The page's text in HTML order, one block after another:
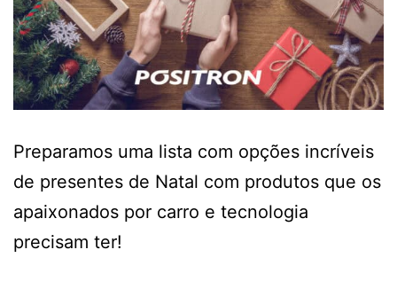
Preparamos uma lista com opções incríveis
de presentes de Natal com produtos que os
apaixonados por carro e tecnologia
precisam ter!